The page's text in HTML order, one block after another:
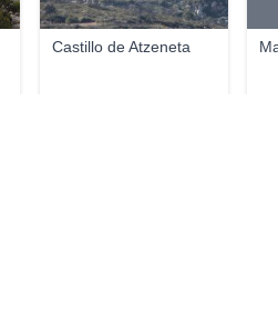
Castillo de Atzeneta